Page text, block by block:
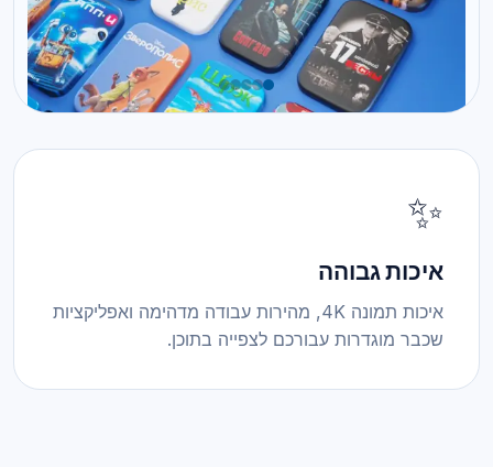
✨
איכות גבוהה
איכות תמונה 4K, מהירות עבודה מדהימה ואפליקציות
שכבר מוגדרות עבורכם לצפייה בתוכן.